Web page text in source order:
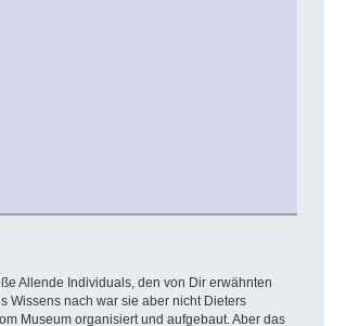
Allende Individuals, den von Dir erwähnten
Wissens nach war sie aber nicht Dieters
Museum organisiert und aufgebaut. Aber das